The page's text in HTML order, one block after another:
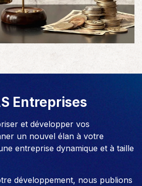
Entreprises
et développer vos
un nouvel élan à votre
entreprise dynamique et à taille
développement, nous publions